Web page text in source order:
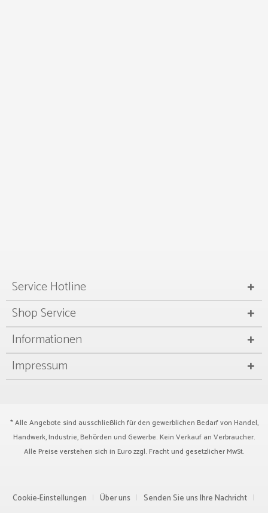
Service Hotline
Shop Service
Informationen
Impressum
* Alle Angebote sind ausschließlich für den gewerblichen Bedarf von Handel,
Handwerk, Industrie, Behörden und Gewerbe. Kein Verkauf an Verbraucher.
Alle Preise verstehen sich in Euro zzgl. Frachtund gesetzlicher MwSt.
Cookie-Einstellungen Über uns
Senden Sie uns Ihre Nachricht